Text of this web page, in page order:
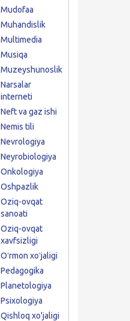
Mudofaa
Muhandislik
Multimedia
Musiqa
Muzeyshunoslik
Narsalar
interneti
Neft va gaz ishi
Nemis tili
Nevrologiya
Neyrobiologiya
Onkologiya
Oshpazlik
Oziq-ovqat
sanoati
Oziq-ovqat
xavfsizligi
Oʻrmon xoʻjaligi
Pedagogika
Planetologiya
Psixologiya
Qishloq xo'jaligi